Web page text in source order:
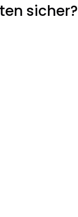
sicher?